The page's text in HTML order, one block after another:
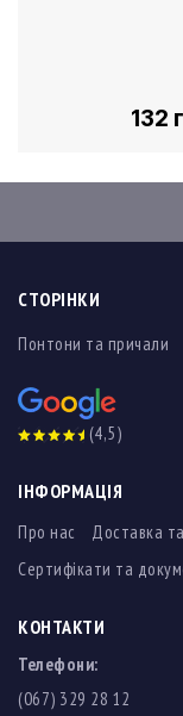
132
СТОРІНКИ
Понтони та причали
(4,5)
ІНФОРМАЦІЯ
Про нас Доставка
Сертифікати та
КОНТАКТИ
Телефони:
(067) 329 28 12